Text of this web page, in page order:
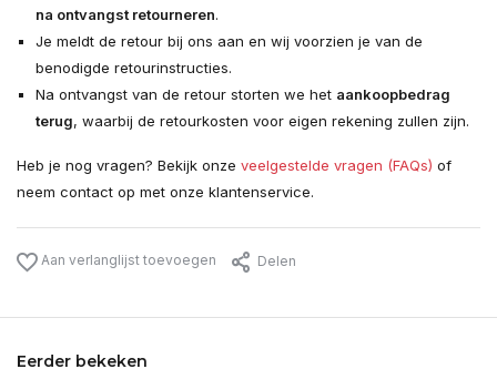
na ontvangst retourneren.
Je meldt de retour bij ons aan en wij voorzien je van de
benodigde retourinstructies.
Na ontvangst van de retour storten we het aankoopbedrag
terug, waarbij de retourkosten voor eigen rekening zullen zijn.
Heb je nog vragen? Bekijk onze veelgestelde vragen (FAQs) of
neem contact op met onze klantenservice.
Aan verlanglijst toevoegen Delen
Eerder bekeken